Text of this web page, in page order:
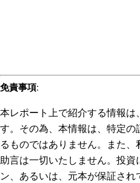
免責事項:
本レポート上で紹介する情報は
す。その為、本情報は、特定
るものではありません。また
助言は一切いたしません。投
ン、あるいは、元本が保証さ